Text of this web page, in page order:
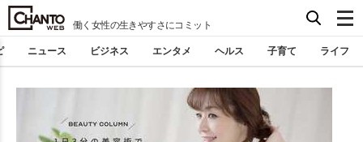
働く女性の生きやすさにコミット
ニュース ビジネス エンタメ ヘルス 子育て ライフ